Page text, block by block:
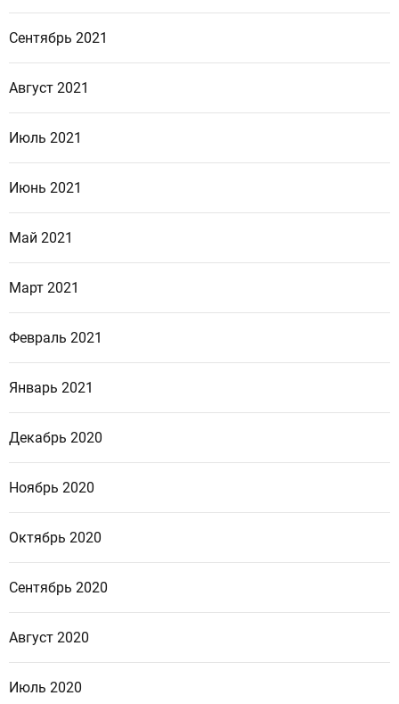
Сентябрь 2021
Август 2021
Июль 2021
Июнь 2021
Май 2021
Март 2021
Февраль 2021
Январь 2021
Декабрь 2020
Ноябрь 2020
Октябрь 2020
Сентябрь 2020
Август 2020
Июль 2020